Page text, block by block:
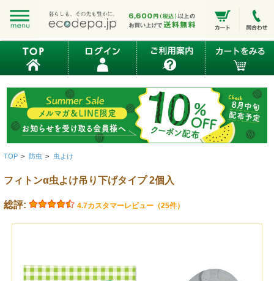
TOP > 防虫 > 虫よけ
フィトンα虫よけ吊り下げタイプ 2個入
総評: 4.7カスタマーレビュー（25件）